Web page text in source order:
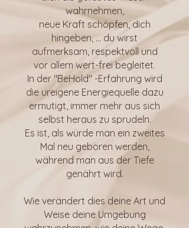
wahrnehmen,
neue Kraft schöpfen, dich
hingeben, ... du wirst
aufmerksam, respektvoll und
vor allem wert-frei begleitet.
In der "BeHold" -Erfahrung wird
die ureigene Energiequelle dazu
ermutigt, immer mehr aus sich
selbst heraus zu sprudeln.
Es ist, als würde man ein zweites
Mal neu geboren werden,
während man aus der Tiefe
genährt wird.
Wie verändert dies deine Art und
Weise deine Umgebung